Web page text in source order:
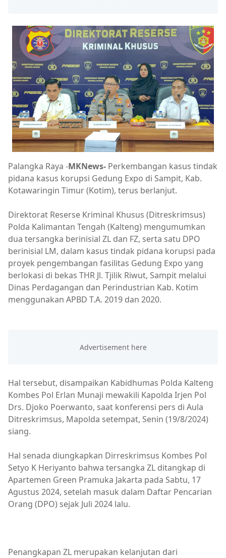
Palangka Raya -MKNews- Perkembangan kasus tindak
pidana kasus korupsi Gedung Expo di Sampit, Kab.
Kotawaringin Timur (Kotim), terus berlanjut.
Direktorat Reserse Kriminal Khusus (Ditreskrimsus)
Polda Kalimantan Tengah (Kalteng) mengumumkan
dua tersangka berinisial ZL dan FZ, serta satu DPO
berinisial LM, dalam kasus tindak pidana korupsi pada
proyek pengembangan fasilitas Gedung Expo yang
berlokasi di bekas THR Jl. Tjilik Riwut, Sampit melalui
Dinas Perdagangan dan Perindustrian Kab. Kotim
menggunakan APBD T.A. 2019 dan 2020.
Hal tersebut, disampaikan Kabidhumas Polda Kalteng
Kombes Pol Erlan Munaji mewakili Kapolda Irjen Pol
Drs. Djoko Poerwanto, saat konferensi pers di Aula
Ditreskrimsus, Mapolda setempat, Senin (19/8/2024)
siang.
Hal senada diungkapkan Dirreskrimsus Kombes Pol
Setyo K Heriyanto bahwa tersangka ZL ditangkap di
Apartemen Green Pramuka Jakarta pada Sabtu, 17
Agustus 2024, setelah masuk dalam Daftar Pencarian
Orang (DPO) sejak Juli 2024 lalu.
Penangkapan ZL merupakan kelanjutan dari